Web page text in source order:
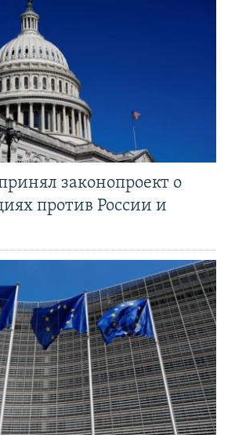
законопроект о
против России и